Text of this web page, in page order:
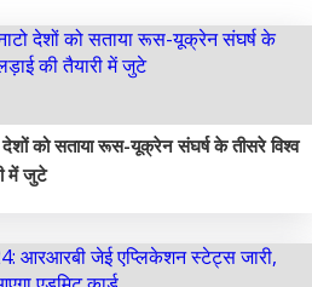
को सताया रूस-यूक्रेन संघर्ष के तीसरे विश्व
में जुटे